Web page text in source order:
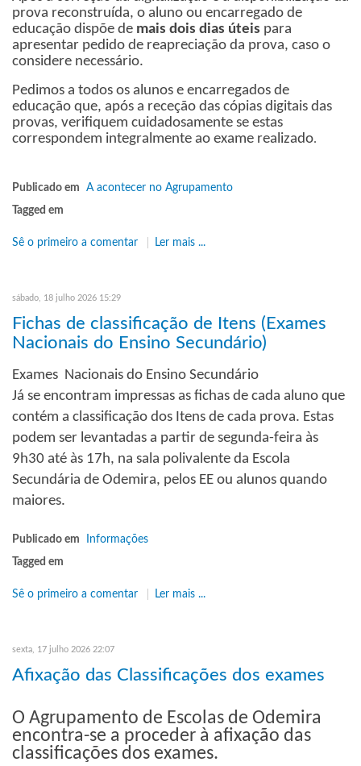
prova reconstruída, o aluno ou encarregado de
educação dispõe de mais dois dias úteis para
apresentar pedido de reapreciação da prova, caso o
considere necessário.
Pedimos a todos os alunos e encarregados de
educação que, após a receção das cópias digitais das
provas, verifiquem cuidadosamente se estas
correspondem integralmente ao exame realizado.
Publicado em
A acontecer no Agrupamento
Tagged em
Sê o primeiro a comentar Ler mais ...
sábado, 18 julho 2026 15:29
Fichas de classificação de Itens (Exames
Nacionais do Ensino Secundário)
Exames Nacionais do Ensino Secundário
Já se encontram impressas as fichas de cada aluno que
contém a classificação dos Itens de cada prova. Estas
podem ser levantadas a partir de segunda-feira às
9h30 até às 17h, na sala polivalente da Escola
Secundária de Odemira, pelos EE ou alunos quando
maiores.
Publicado em
Informações
Tagged em
Sê o primeiro a comentar Ler mais ...
sexta, 17 julho 2026 22:07
Afixação das Classificações dos exames
O Agrupamento de Escolas de Odemira
encontra-se a proceder à afixação das
classificações dos exames.